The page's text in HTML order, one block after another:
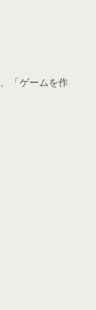
「ゲームを作